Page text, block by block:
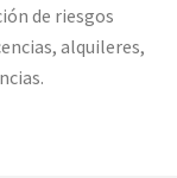
de riesgos
alquileres,